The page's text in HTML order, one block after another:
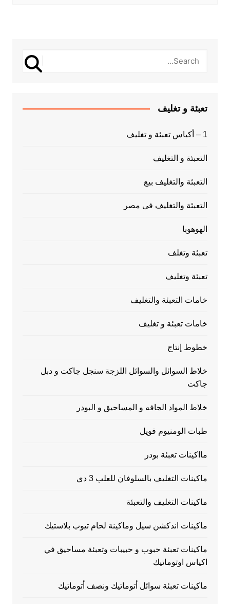
تعبئة و تغليف
1 – أكياس تعبئة و تغليف
التعبئة و التغليف
التعبئة والتغليف بيع
التعبئة والتغليف فى مصر
الهوهوبا
تعبئة وتغلف
تعبئة وتغليف
خامات التعبئة والتغليف
خامات تعبئة و تغليف
خطوط إنتاج
خلاط السوائل والسوائل اللزجة سنجل جاكت و دبل
جاكت
خلاط المواد الجافه و المساحيق و البودر
طبات الومنيوم فويل
مااكينات تعبئة بودر
ماكينات التغليف بالسلوفان للعلب 3 دي
ماكينات التغليف والتعبئة
ماكينات اندكشن سيل وماكينة لحام تيوب بلاستيك
ماكينات تعبئة حبوب و حبيبات وتعبئة مساحيق في
اكياس اوتوماتيك
ماكينات تعبئة سوائل أتوماتيك ونصف أتوماتيك